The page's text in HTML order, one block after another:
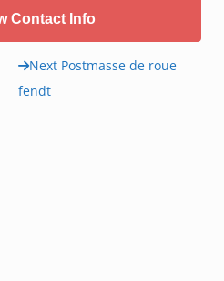
Contact Info
Next Postmasse de roue
fendt